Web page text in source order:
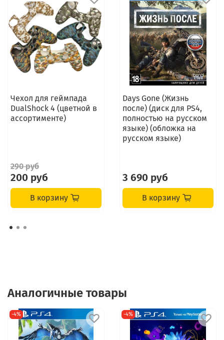
Чехол для геймпада
DualShock 4 (цветной в
ассортименте)
290 руб
200 руб
В корзину
Days Gone (Жизнь
после) (диск для PS4,
полностью на русском
языке) (обложка на
русском языке)
3 690 руб
В корзину
Аналогичные товары
-4% -4%